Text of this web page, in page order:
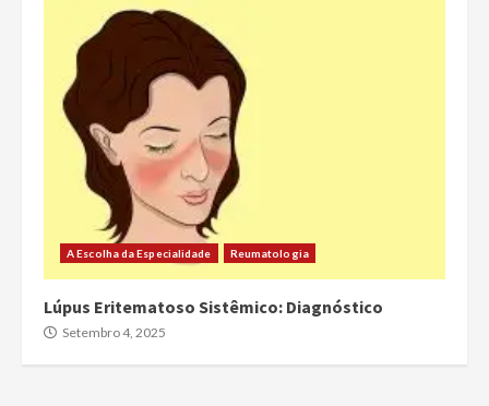
A Escolha da Especialidade Reumatologia
Lúpus Eritematoso Sistêmico: Diagnóstico
Setembro 4, 2025